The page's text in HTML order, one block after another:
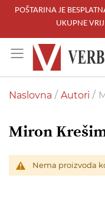
POŠTARINA JE
UKUPNE
to
Content
Naslovna Autori
Miron
Nema proizvoda